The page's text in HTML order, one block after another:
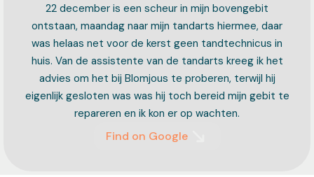
22 december is een scheur in mijn bovengebit
ontstaan, maandag naar mijn tandarts hiermee, daar
was helaas net voor de kerst geen tandtechnicus in
huis. Van de assistente van de tandarts kreeg ik het
advies om het bij Blomjous te proberen, terwijl hij
eigenlijk gesloten was was hij toch bereid mijn gebit te
repareren en ik kon er op wachten.
Find on Google